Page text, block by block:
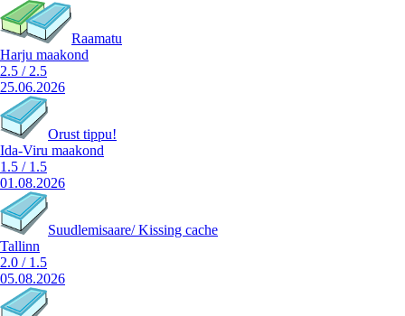
Raamatu
Harju maakond
2.5 / 2.5
25.06.2026
Orust tippu!
Ida-Viru maakond
1.5 / 1.5
01.08.2026
Suudlemisaare/ Kissing cache
Tallinn
2.0 / 1.5
05.08.2026